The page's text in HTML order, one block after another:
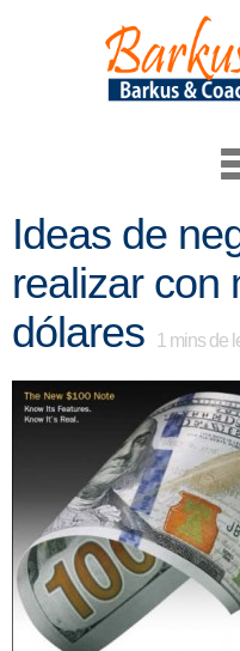
Ideas de
realizar con
dólares
1 mins de